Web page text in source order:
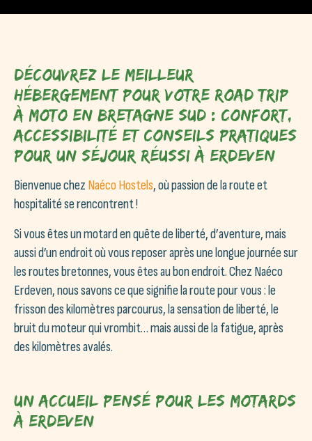
Découvrez le meilleur
hébergement pour votre road trip
à moto en Bretagne Sud : confort,
accessibilité et conseils pratiques
pour un séjour réussi à Erdeven
Bienvenue chez Naéco Hostels, où passion de la route et
hospitalité se rencontrent !
Si vous êtes un motard en quête de liberté, d’aventure, mais
aussi d’un endroit où vous reposer après une longue journée sur
les routes bretonnes, vous êtes au bon endroit. Chez Naéco
Erdeven, nous savons ce que signifie la route pour vous : le
frisson des kilomètres parcourus, la sensation de liberté, le
bruit du moteur qui vrombit… mais aussi de la fatigue, après
des kilomètres avalés.
Un accueil pensé pour les motards
à Erdeven